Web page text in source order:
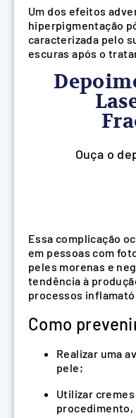
Um dos efeitos
hiperpigmentação
caracterizada pelo
escuras após o
Ouça o
Essa complicação
em pessoas com
peles morenas e
tendência à
processos
Como
Realizar uma
pele;
Utilizar
procedimento,